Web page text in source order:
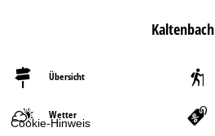
Cookie-Hinweis
Kaltenbach
Übersicht
Wetter